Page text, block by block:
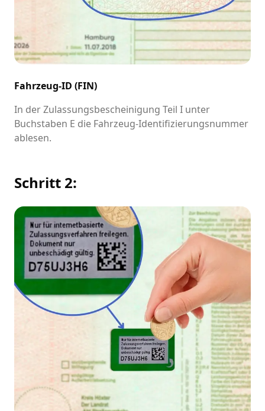
Fahrzeug-ID (FIN)
In der Zulassungsbescheinigung Teil I unter
Buchstaben E die Fahrzeug-Identifizierungsnummer
ablesen.
Schritt 2: